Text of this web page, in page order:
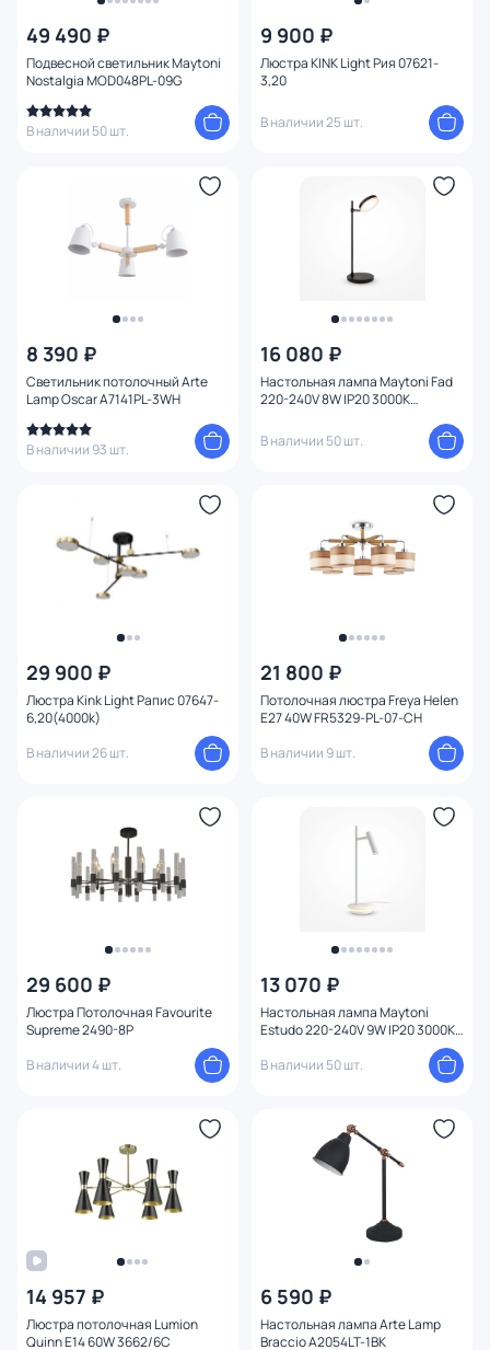
49 490 ₽
Подвесной светильник Maytoni
Nostalgia MOD048PL-09G
В наличии 50 шт.
9 900 ₽
Люстра KINK Light Рия 07621-
3,20
В наличии 25 шт.
8 390 ₽
Светильник потолочный Arte
Lamp Oscar A7141PL-3WH
В наличии 93 шт.
16 080 ₽
Настольная лампа Maytoni Fad
220-240V 8W IP20 3000K
В наличии 50 шт.
29 900 ₽
Люстра Kink Light Рапис 07647-
6,20(4000k)
В наличии 26 шт.
21 800 ₽
Потолочная люстра Freya Helen
E27 40W FR5329-PL-07-CH
В наличии 9 шт.
29 600 ₽
Люстра Потолочная Favourite
Supreme 2490-8P
В наличии 4 шт.
13 070 ₽
Настольная лампа Maytoni
Estudo 220-240V 9W IP20 3000K
В наличии 50 шт.
14 957 ₽
Люстра потолочная Lumion
Quinn E14 60W 3662/6C
6 590 ₽
Настольная лампа Arte Lamp
Braccio A2054LT-1BK